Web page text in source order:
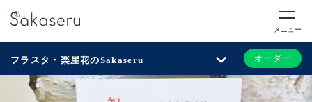
メニュー
フラスタ・楽屋花のSakaseru オーダー